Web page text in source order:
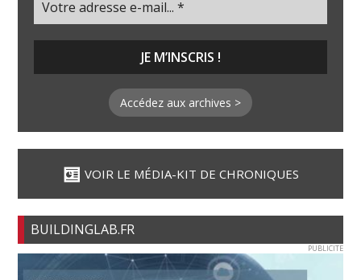
Accédez aux archives >
VOIR LE MÉDIA-KIT DE CHRONIQUES
BUILDINGLAB.FR
PUBLICITE